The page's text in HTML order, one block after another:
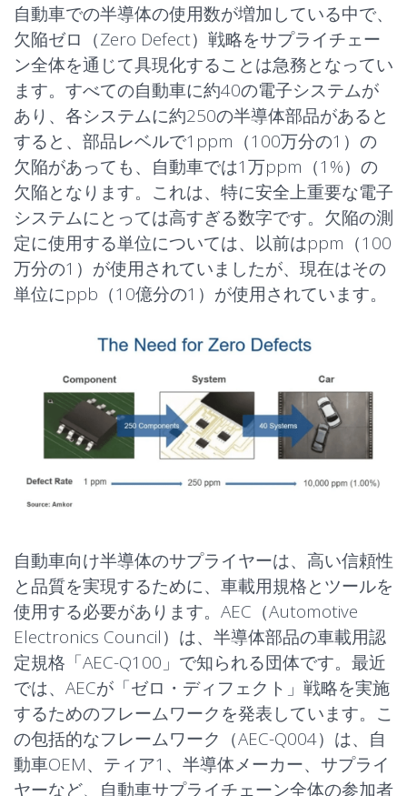
自動車での半導体の使用数が増加している中で、
欠陥ゼロ（Zero Defect）戦略をサプライチェー
ン全体を通じて具現化することは急務となってい
ます。すべての自動車に約40の電子システムが
あり、各システムに約250の半導体部品があると
すると、部品レベルで1ppm（100万分の1）の
欠陥があっても、自動車では1万ppm（1%）の
欠陥となります。これは、特に安全上重要な電子
システムにとっては高すぎる数字です。欠陥の測
定に使用する単位については、以前はppm（100
万分の1）が使用されていましたが、現在はその
単位にppb（10億分の1）が使用されています。
自動車向け半導体のサプライヤーは、高い信頼性
と品質を実現するために、車載用規格とツールを
使用する必要があります。AEC（Automotive
Electronics Council）は、半導体部品の車載用認
定規格「AEC-Q100」で知られる団体です。最近
では、AECが「ゼロ・ディフェクト」戦略を実施
するためのフレームワークを発表しています。こ
の包括的なフレームワーク（AEC-Q004）は、自
動車OEM、ティア1、半導体メーカー、サプライ
ヤーなど、自動車サプライチェーン全体の参加者